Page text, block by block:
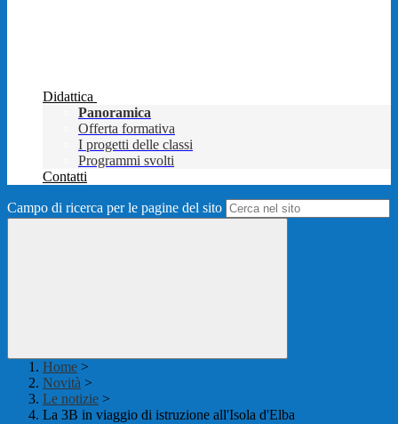
Didattica
Panoramica
Offerta formativa
I progetti delle classi
Programmi svolti
Contatti
Campo di ricerca per le pagine del sito
Home >
Novità >
Le notizie >
La 3B in viaggio di istruzione all'Isola d'Elba